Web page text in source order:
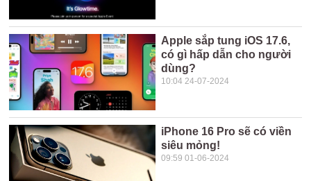
Apple sắp tung iOS 17.6,
có gì hấp dẫn cho người
dùng?
10:04 24-07-2024
iPhone 16 Pro sẽ có viền
siêu mỏng!
09:59 01-06-2024